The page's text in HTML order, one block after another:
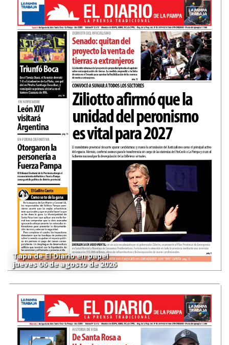
Tapa de El Diario en papel
jueves 06 de agosto de 2026